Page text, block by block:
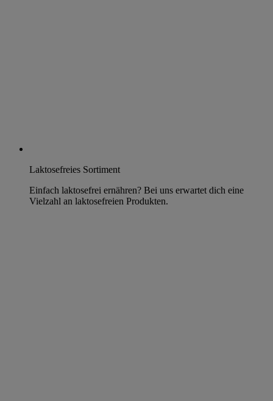
Laktosefreies Sortiment
Einfach laktosefrei ernähren? Bei uns erwartet dich eine
Vielzahl an laktosefreien Produkten.